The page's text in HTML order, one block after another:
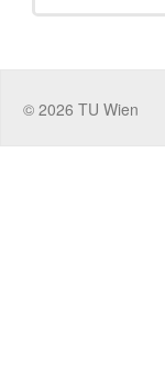
© 2026 TU Wien